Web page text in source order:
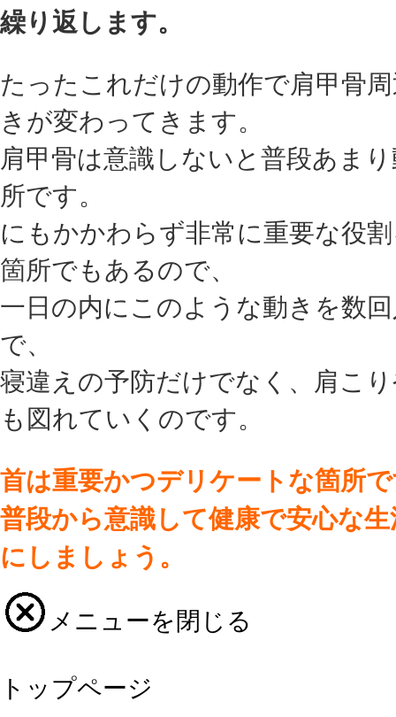
繰り返します。
たったこれだけの動作で肩甲骨
きが変わってきます。
肩甲骨は意識しないと普段あま
所です。
にもかかわらず非常に重要な役
箇所でもあるので、
一日の内にこのような動きを数
で、
寝違えの予防だけでなく、肩こ
も図れていくのです。
首は重要かつデリケートな箇所
普段から意識して健康で安心な
にしましょう。
メニューを閉じる
トップページ